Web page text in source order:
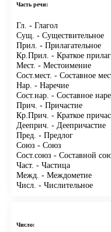
Часть речи:
Гл. - Глагол
Сущ. - Существительное
Прил. - Прилагательное
Кр.Прил. - Краткое
Мест. - Местоимение
Сост.мест. - Составное
Нар. - Наречие
Сост.нар. - Составное
Прич. - Причастие
Кр.Прич. - Краткое
Дееприч. - Деепричастие
Пред. - Предлог
Союз - Союз
Сост.союз - Составной
Част. - Частица
Межд. - Междометие
Числ. - Числительное
Число: